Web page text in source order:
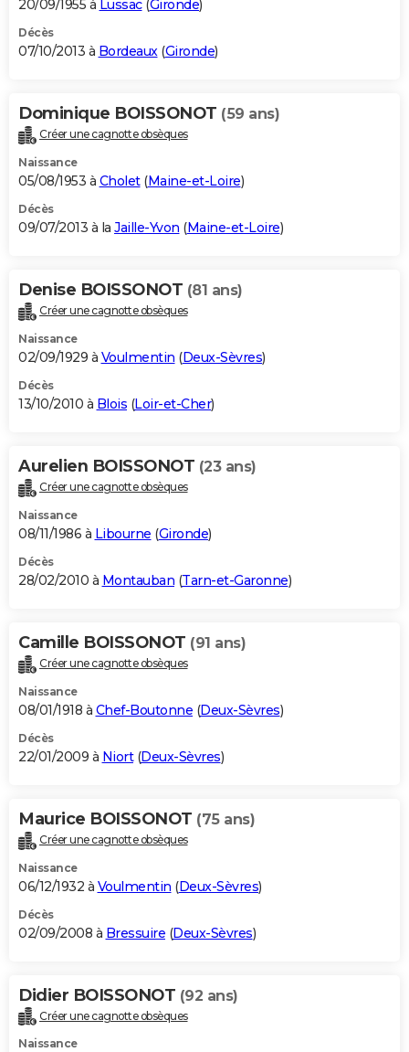
20/09/1955 à Lussac(Gironde)
Décès
07/10/2013 à Bordeaux(Gironde)
Dominique BOISSONOT (59 ans)
Créer une cagnotte obsèques
Naissance
05/08/1953 à Cholet(Maine-et-Loire)
Décès
09/07/2013 à la Jaille-Yvon (Maine-et-Loire)
Denise BOISSONOT (81 ans)
Créer une cagnotte obsèques
Naissance
02/09/1929 à Voulmentin (Deux-Sèvres)
Décès
13/10/2010 à Blois (Loir-et-Cher)
Aurelien BOISSONOT (23 ans)
Créer une cagnotte obsèques
Naissance
08/11/1986 à Libourne (Gironde)
Décès
28/02/2010 à Montauban (Tarn-et-Garonne)
Camille BOISSONOT (91 ans)
Créer une cagnotte obsèques
Naissance
08/01/1918 à Chef-Boutonne (Deux-Sèvres)
Décès
22/01/2009 à Niort(Deux-Sèvres)
Maurice BOISSONOT (75 ans)
Créer une cagnotte obsèques
Naissance
06/12/1932 à Voulmentin (Deux-Sèvres)
Décès
02/09/2008 à Bressuire (Deux-Sèvres)
Didier BOISSONOT (92 ans)
Créer une cagnotte obsèques
Naissance